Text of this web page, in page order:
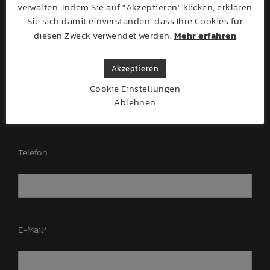
Telefon
E-Mail*
verwalten. Indem Sie auf "Akzeptieren" klicken, erklären
Sie sich damit einverstanden, dass Ihre Cookies für
diesen Zweck verwendet werden. Mehr erfahren
Akzeptieren
Cookie Einstellungen
Ablehnen